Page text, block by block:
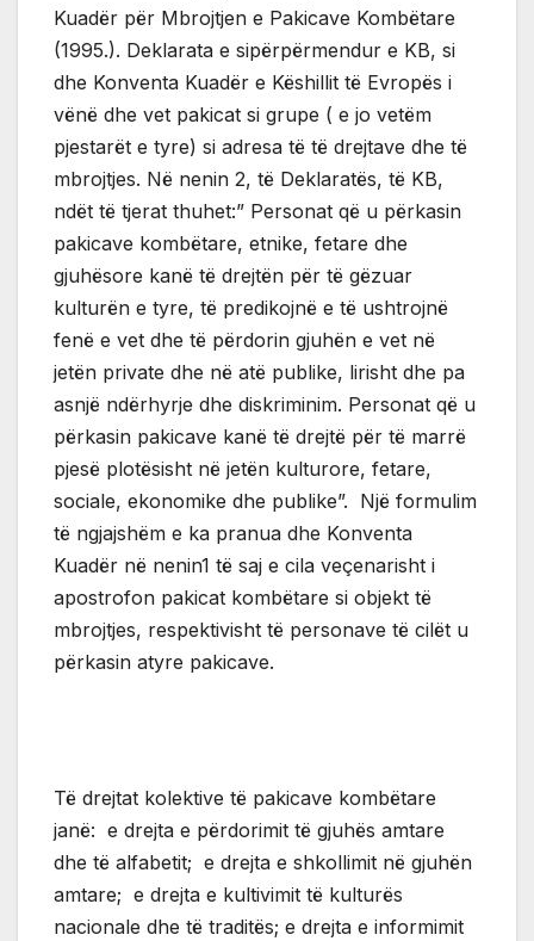
Kuadër për Mbrojtjen e Pakicave Kombëtare
(1995.). Deklarata e sipërpërmendur e KB, si
dhe Konventa Kuadër e Këshillit të Evropës i
vënë dhe vet pakicat si grupe ( e jo vetëm
pjestarët e tyre) si adresa të të drejtave dhe të
mbrojtjes. Në nenin 2, të Deklaratës, të KB,
ndët të tjerat thuhet:” Personat që u përkasin
pakicave kombëtare, etnike, fetare dhe
gjuhësore kanë të drejtën për të gëzuar
kulturën e tyre, të predikojnë e të ushtrojnë
fenë e vet dhe të përdorin gjuhën e vet në
jetën private dhe në atë publike, lirisht dhe pa
asnjë ndërhyrje dhe diskriminim. Personat që u
përkasin pakicave kanë të drejtë për të marrë
pjesë plotësisht në jetën kulturore, fetare,
sociale, ekonomike dhe publike”. Një formulim
të ngjajshëm e ka pranua dhe Konventa
Kuadër në nenin1 të saj e cila veçenarisht i
apostrofon pakicat kombëtare si objekt të
mbrojtjes, respektivisht të personave të cilët u
përkasin atyre pakicave.
Të drejtat kolektive të pakicave kombëtare
janë: e drejta e përdorimit të gjuhës amtare
dhe të alfabetit; e drejta e shkollimit në gjuhën
amtare; e drejta e kultivimit të kulturës
nacionale dhe të traditës; e drejta e informimit